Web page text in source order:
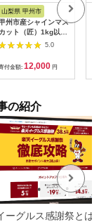
山梨県 甲州市
州市産シャインマス
カット（匠）1kg以上
2～3房【2026年発
送】（ATP）B-815
【シャインマスカット
葡萄 ぶどう ブドウ 令
8年発送 期間限定
ツ 果物】
5.0
付金額: 12,000 円
の紹介
ーグルス感謝祭とは？